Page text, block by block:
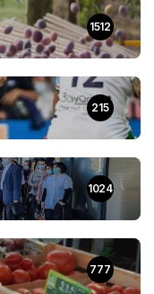
1512
215
1024
777